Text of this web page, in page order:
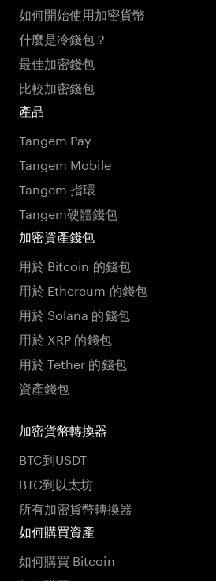
如何開始使用加密貨幣
什麼是冷錢包？
最佳加密錢包
比較加密錢包
產品
Tangem Pay
Tangem Mobile
Tangem 指環
Tangem硬體錢包
加密資產錢包
用於 Bitcoin 的錢包
用於 Ethereum 的錢包
用於 Solana 的錢包
用於 XRP 的錢包
用於 Tether 的錢包
資產錢包
加密貨幣轉換器
BTC到USDT
BTC到以太坊
所有加密貨幣轉換器
如何購買資產
如何購買 Bitcoin